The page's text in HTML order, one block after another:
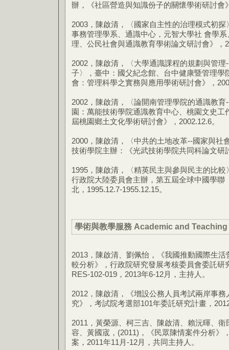
辦，《社區營造與知識份子的關懷學術研討會
2003，陳啟清，〈國家自主性的治理模式初
事務管理學系、通識中心，元智大學社 會學
理、公民社會與通識教育學術論文研討會》，
2002，陳啟清，〈大學通識課程的規劃與管
子〉，臺中：國父紀念館、台中健康暨管理學
會：管理科學之實務與應用學術研討會》，
2002，陳啟清，〈論開南管理學院的通識教
園：萬能技術學院通識教育中心、桃園文史工
屆桃園鄉土文化學術研討會》，2002.12.6。
2000，陳啟清，〈中共的土地改革--國家與社
技術學院主辦：《光武技術學院共同科論文研
1995，陳啟清，〈精英民主與參與民主的比
行政院大陸委員會主辦，第五屆全球中國學聯
北，1995.12.7-1955.12.15。
學術與教學服務 Academic and
2013，陳啟清、劉佩怡，《我國推動國際生
較分析》，行政院研究發展考核委員會委託研
RES-102-019，2013年6-12月，主持人。
2012，陳啟清，《增設公務人員考試兩岸事
究》，考試院考選部101年委託研究計畫，
2011，黃榮源、柯三吉、陳啟清、賴沅暉、
容、黃國宬，(2011)，《民眾陳情案件分析》
案，2011年11月-12月，共同主持人。